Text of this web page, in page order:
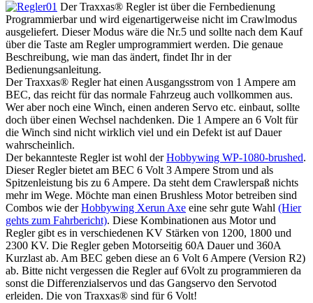
Der Traxxas® Regler ist über die Fernbedienung
Programmierbar und wird eigenartigerweise nicht im Crawlmodus
ausgeliefert. Dieser Modus wäre die Nr.5 und sollte nach dem Kauf
über die Taste am Regler umprogrammiert werden. Die genaue
Beschreibung, wie man das ändert, findet Ihr in der
Bedienungsanleitung.
Der Traxxas® Regler hat einen Ausgangsstrom von 1 Ampere am
BEC, das reicht für das normale Fahrzeug auch vollkommen aus.
Wer aber noch eine Winch, einen anderen Servo etc. einbaut, sollte
doch über einen Wechsel nachdenken. Die 1 Ampere an 6 Volt für
die Winch sind nicht wirklich viel und ein Defekt ist auf Dauer
wahrscheinlich.
Der bekannteste Regler ist wohl derHobbywing WP-1080-brushed.
Dieser Regler bietet am BEC 6 Volt 3 Ampere Strom und als
Spitzenleistung bis zu 6 Ampere. Da steht dem Crawlerspaß nichts
mehr im Wege. Möchte man einen Brushless Motor betreiben sind
Combos wie derHobbywing Xerun Axe eine sehr gute Wahl (Hier
gehts zum Fahrbericht). Diese Kombinationen aus Motor und
Regler gibt es in verschiedenen KV Stärken von 1200, 1800 und
2300 KV. Die Regler geben Motorseitig 60A Dauer und 360A
Kurzlast ab. Am BEC geben diese an 6 Volt 6 Ampere (Version R2)
ab. Bitte nicht vergessen die Regler auf 6Volt zu programmieren da
sonst die Differenzialservos und das Gangservo den Servotod
erleiden. Die von Traxxas® sind für 6 Volt!